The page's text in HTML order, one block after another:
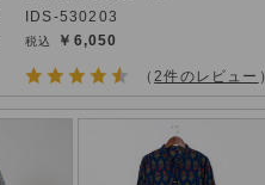
IDS-530203
￥6,050
（2件のレビュー ）